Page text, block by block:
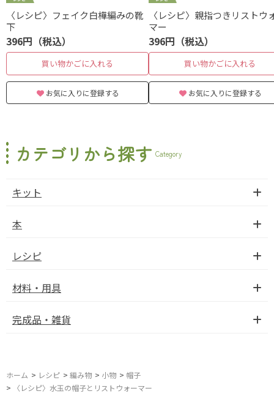
〈レシピ〉フェイク白樺編みの靴
下
396円（税込）
買い物かごに入れる
お気に入りに登録する
〈レシピ〉親指つきリストウ
マー
396円（税込）
買い物かごに入れる
お気に入りに登録する
カテゴリから探す Category
キット
本
レシピ
材料・用具
完成品・雑貨
ホーム > レシピ > 編み物 > 小物 > 帽子
>
〈レシピ〉水玉の帽子とリストウォーマー